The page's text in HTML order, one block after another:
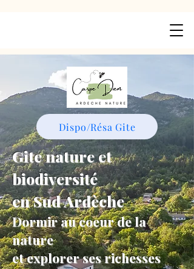
Dispo/Résa Gite
Gite nature et
biodiversité
en Sud Ardèche
Dormir au coeur de la
nature
et explorer ses richesses